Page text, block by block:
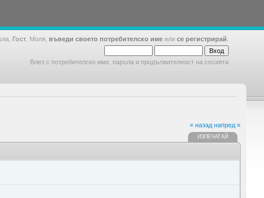
Гост . Моля, въведи своето потребителско име или се регистрирай
Влез с потребителско име, парола и продължителност на сесията
« назад напред »
ИЗПЕЧАТАЙ